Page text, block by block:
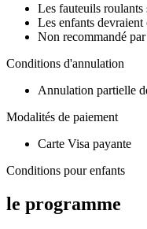
Les fauteuils roulants
Les enfants devraient
Non recommandé
Conditions d'annulation
Annulation partielle
Modalités de paiement
Carte Visa payante
Conditions pour enfants
le programme